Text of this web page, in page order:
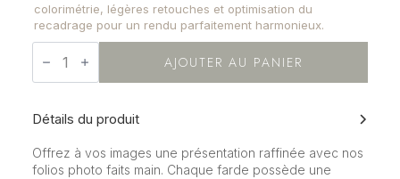
colorimétrie, légères retouches et optimisation du
recadrage pour un rendu parfaitement harmonieux.
quantité
de
Folio
AJOUTER AU PANIER
Détails du produit
Offrez à vos images une présentation raffinée avec nos
folios photo faits main. Chaque farde possède une